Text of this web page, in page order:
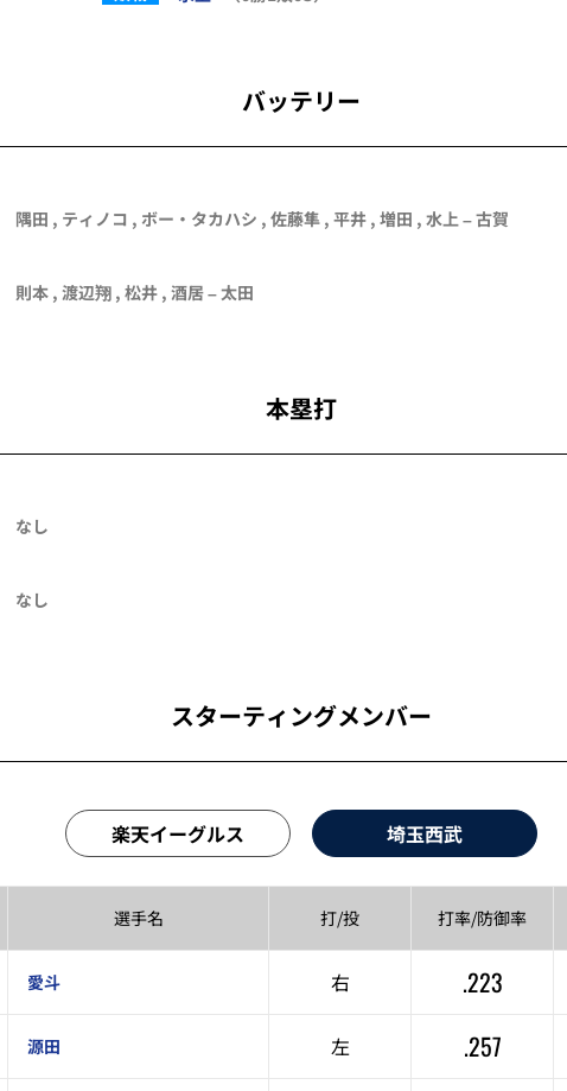
バッテリー
隅田 , ティノコ , ボー・タカハシ , 佐藤隼 , 平井 , 増田 , 水上 –古賀
則本 , 渡辺翔 , 松井 , 酒居–太田
本塁打
なし
なし
スターティングメンバー
楽天イーグルス 埼玉西武
選手名 打/投 打率/防御率
愛斗 右 .223
源田 左 .257